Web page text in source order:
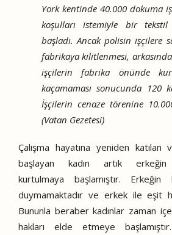
York kentinde 40.000 dokuma
koşulları istemiyle bir tekstil
başladı. Ancak polisin işçilere
fabrikaya kilitlenmesi,
işçilerin fabrika önünde
kaçamaması sonucunda 120
İşçilerin cenaze törenine
(Vatan Gezetesi)
Çalışma hayatına yeniden
başlayan kadın artık erkeğin
kurtulmaya başlamıştır. Erkeğin
duymamaktadır ve erkek ile eşit
Bununla beraber kadınlar zaman
hakları elde etmeye